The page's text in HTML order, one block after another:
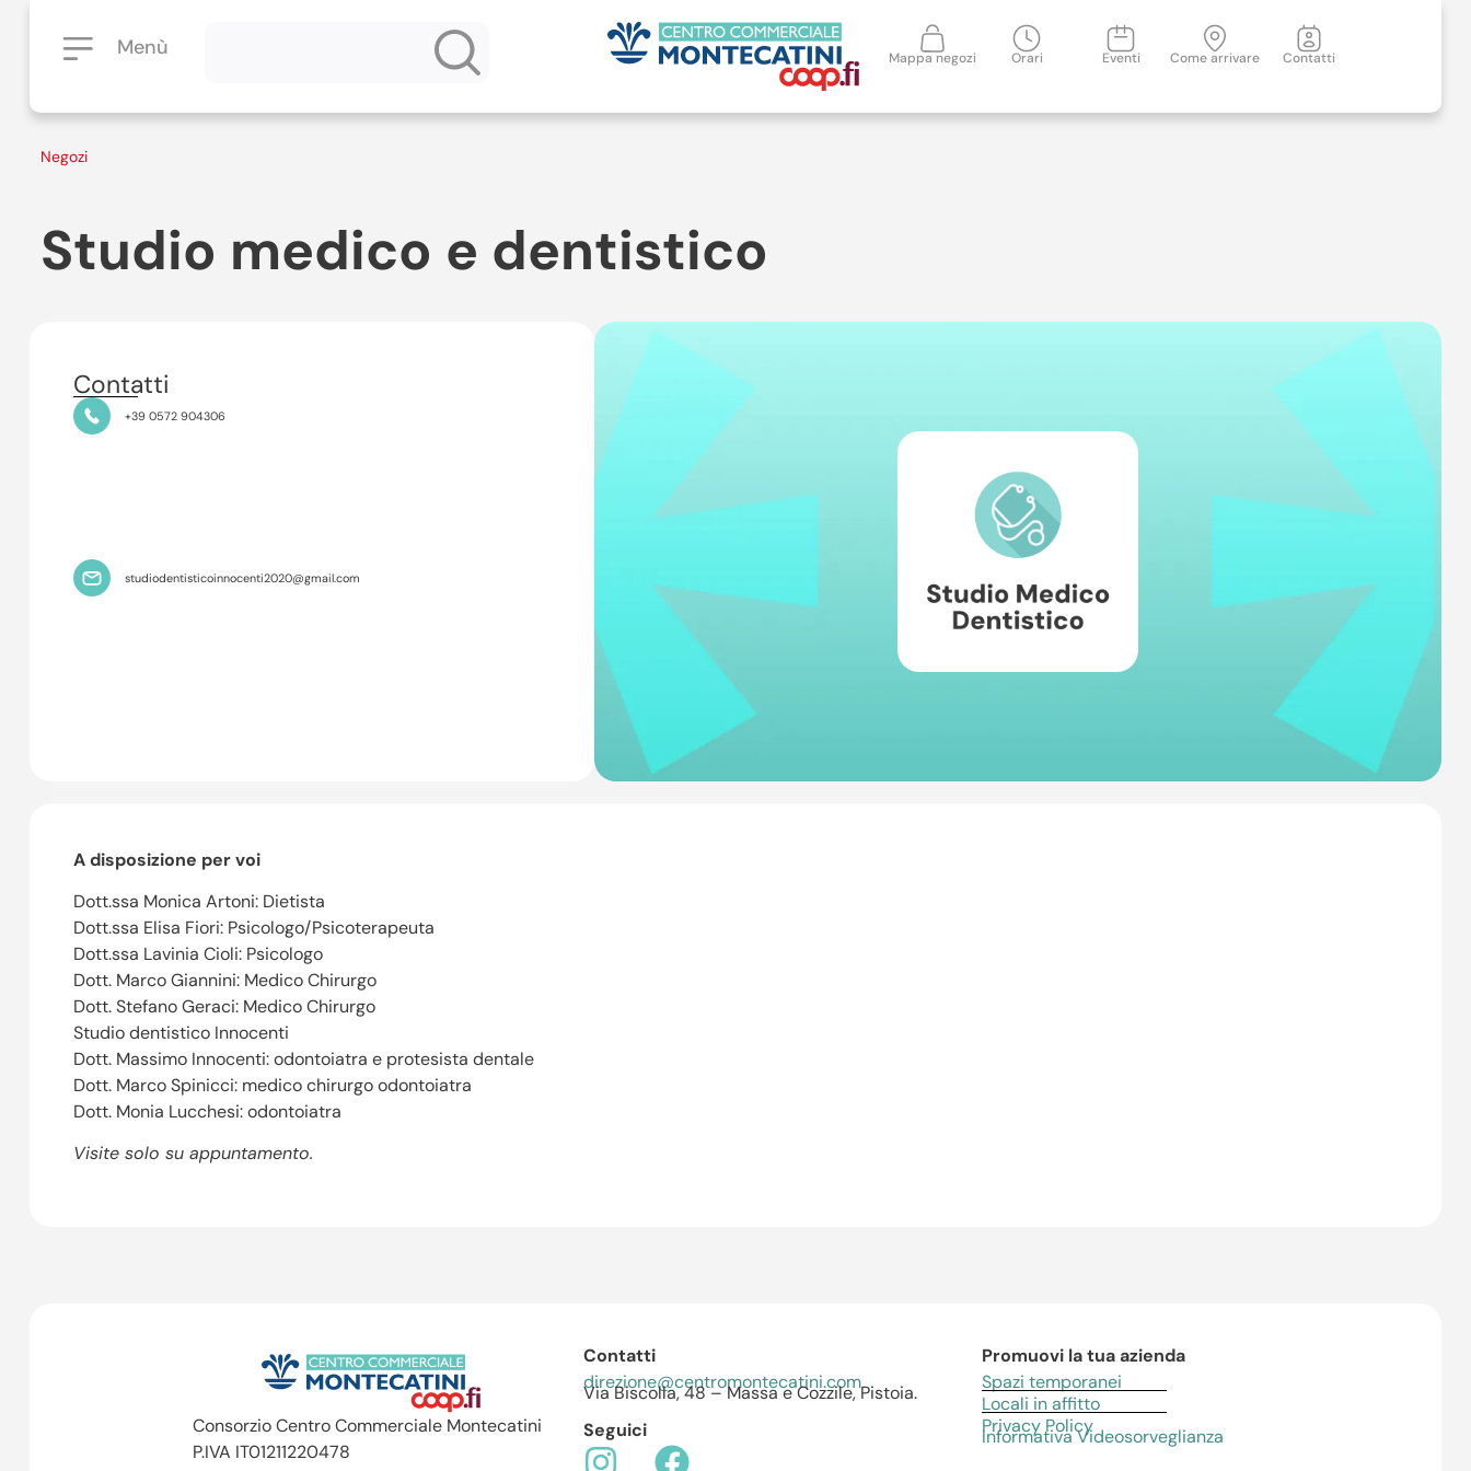
Menù Mappa negozi Orari Eventi Come arrivare Contatti
Negozi
Studio medico e dentistico
Contatti
+39 0572 904306
studiodentisticoinnocenti2020@gmail.com
A disposizione per voi
Dott.ssa Monica Artoni: Dietista
Dott.ssa Elisa Fiori: Psicologo/Psicoterapeuta
Dott.ssa Lavinia Cioli: Psicologo
Dott. Marco Giannini: Medico Chirurgo
Dott. Stefano Geraci: Medico Chirurgo
Studio dentistico Innocenti
Dott. Massimo Innocenti: odontoiatra e protesista dentale
Dott. Marco Spinicci: medico chirurgo odontoiatra
Dott. Monia Lucchesi: odontoiatra
Visite solo su appuntamento.
Consorzio Centro Commerciale Montecatini
P.IVA IT01211220478
Contatti
direzione@centromontecatini.com
Via Biscolla, 48 – Massa e Cozzile, Pistoia.
Seguici
Promuovi la tua azienda
Spazi temporanei
Locali in affitto
Privacy Policy
Informativa Videosorveglianza